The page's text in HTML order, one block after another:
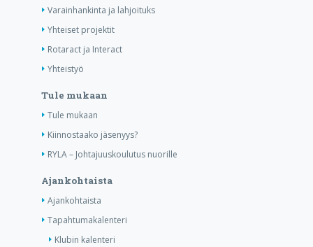
Varainhankinta ja lahjoituks
Yhteiset projektit
Rotaract ja Interact
Yhteistyö
Tule mukaan
Tule mukaan
Kiinnostaako jäsenyys?
RYLA – Johtajuuskoulutus nuorille
Ajankohtaista
Ajankohtaista
Tapahtumakalenteri
Klubin kalenteri